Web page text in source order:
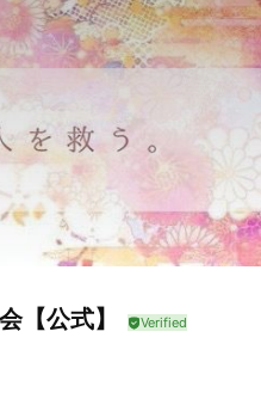
【公式】